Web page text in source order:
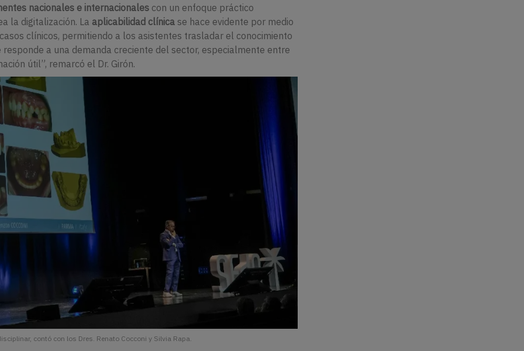
nacionales e internacionales con un enfoque práctico
la digitalización. La aplicabilidad clínica se hace evidente por medio
clínicos, permitiendo a los asistentes trasladar el conocimiento
a una demanda creciente del sector, especialmente entre
útil”, remarcó el Dr. Girón.
contó con los Dres. Renato Cocconi y Silvia Rapa.